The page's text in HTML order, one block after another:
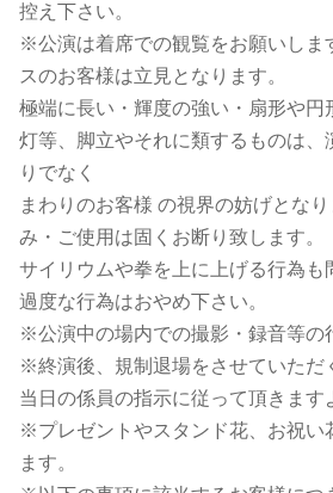
控え下さい。
※公演は着席での観覧をお願いしま
スのお客様は立見となります。
極端に長い・輝度の強い・扇形や円
灯等、脚立やそれに類するものは、
りでなく
まわりのお客様 の視界の妨げとな
み・ご使用は固くお断り致します。
サイリウムや拳を上に上げる行為も
過度な行為はおやめ下さい。
※公演中の場内での撮影・録音等の
※終演後、規制退場をさせていただ
当日の係員の指示に従って頂きます
※プレゼントやスタンド花、お祝い
ます。